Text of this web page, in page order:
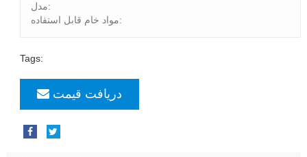
مدل:
مواد خام قابل استفاده:
Tags:
دریافت قیمت